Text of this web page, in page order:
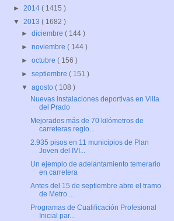
► 2014 ( 1415 )
▼ 2013 ( 1682 )
►diciembre( 144 )
►noviembre( 144 )
►octubre( 156 )
►septiembre( 151 )
▼agosto( 108 )
Nuevas instalaciones deportivas en Villa
del Prado
Mejorados más de 70 kilómetros de
carreteras regio...
2.935 pisos en 11 municipios de Plan
Joven del IVI...
Un ejemplo de adelantamiento temerario
en carretera
Antes del 15 de septiembre abre el tramo
de Metro ...
Programas de Cualificación Profesional
Inicial par...